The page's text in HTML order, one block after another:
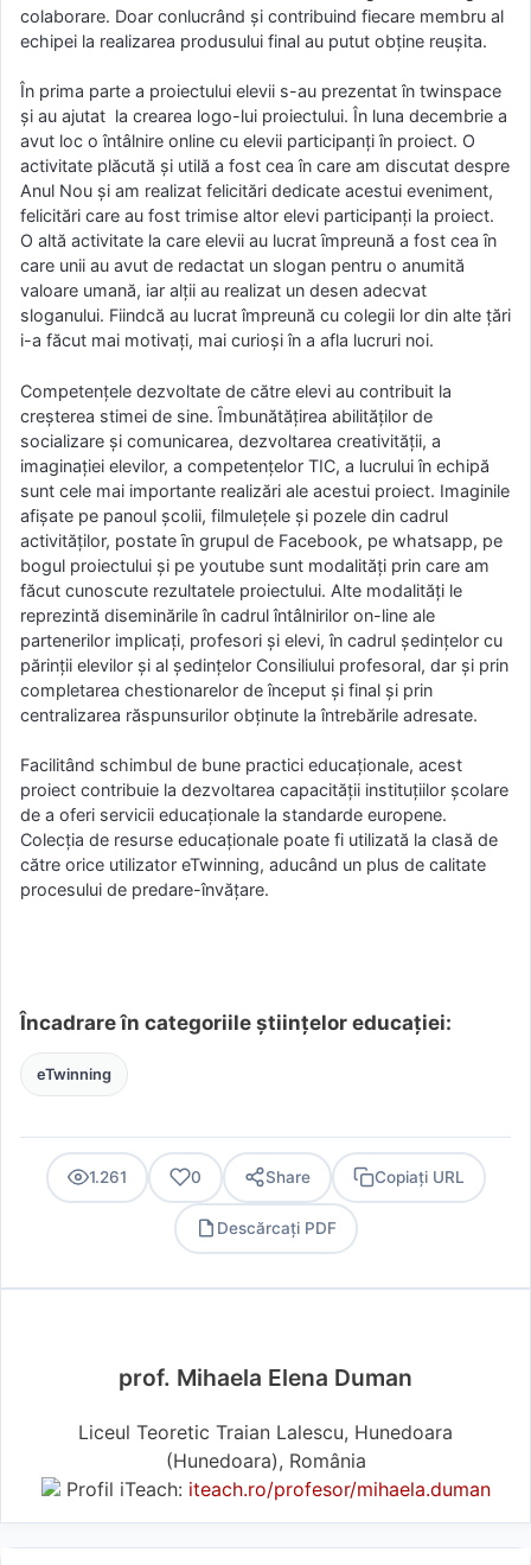
colaborare. Doar conlucrând şi contribuind fiecare membru al
echipei la realizarea produsului final au putut obţine reuşita.
În prima parte a proiectului elevii s-au prezentat în twinspace
și au ajutat la crearea logo-lui proiectului. În luna decembrie a
avut loc o întâlnire online cu elevii participanţi în proiect. O
activitate plăcută și utilă a fost cea în care am discutat despre
Anul Nou şi am realizat felicitări dedicate acestui eveniment,
felicitări care au fost trimise altor elevi participanţi la proiect.
O altă activitate la care elevii au lucrat ȋmpreună a fost cea ȋn
care unii au avut de redactat un slogan pentru o anumită
valoare umană, iar alţii au realizat un desen adecvat
sloganului. Fiindcă au lucrat împreună cu colegii lor din alte țări
i-a făcut mai motivați, mai curioși în a afla lucruri noi.
Competenţele dezvoltate de către elevi au contribuit la
creşterea stimei de sine. Ȋmbunătăţirea abilităţilor de
socializare şi comunicarea, dezvoltarea creativităţii, a
imaginaţiei elevilor, a competenţelor TIC, a lucrului în echipă
sunt cele mai importante realizări ale acestui proiect. Imaginile
afişate pe panoul şcolii, filmuleţele şi pozele din cadrul
activităţilor, postate ȋn grupul de Facebook, pe whatsapp, pe
bogul proiectului şi pe youtube sunt modalităţi prin care am
făcut cunoscute rezultatele proiectului. Alte modalităţi le
reprezintă diseminările în cadrul întâlnirilor on-line ale
partenerilor implicaţi, profesori şi elevi, în cadrul şedinţelor cu
părinţii elevilor şi al şedinţelor Consiliului profesoral, dar şi prin
completarea chestionarelor de început şi final şi prin
centralizarea răspunsurilor obţinute la întrebările adresate.
Facilitând schimbul de bune practici educaţionale, acest
proiect contribuie la dezvoltarea capacităţii instituţiilor şcolare
de a oferi servicii educaţionale la standarde europene.
Colecţia de resurse educaţionale poate fi utilizată la clasă de
către orice utilizator eTwinning, aducând un plus de calitate
procesului de predare-învățare.
Încadrare în categoriile științelor educației:
eTwinning
1.261 0 Share Copiați URL
Descărcați PDF
prof. Mihaela Elena Duman
Liceul Teoretic Traian Lalescu, Hunedoara
(Hunedoara), România
Profil iTeach: iteach.ro/profesor/mihaela.duman